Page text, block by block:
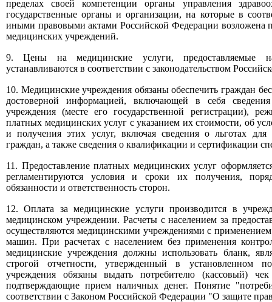
пределах своей компетенции органы управления
государственные органы и организации, на которые в
иными правовыми актами Российской Федерации возложена
медицинских учреждений.
9. Цены на медицинские услуги, предоставляемые
устанавливаются в соответствии с законодательством
10. Медицинские учреждения обязаны обеспечить граждан
достоверной информацией, включающей в себя
учреждения (месте его государственной регистрации),
платных медицинских услуг с указанием их стоимости, об
и получения этих услуг, включая сведения о льготах для
граждан, а также сведения о квалификации и сертификации
11. Предоставление платных медицинских услуг
регламентируются условия и сроки их получения,
обязанности и ответственность сторон.
12. Оплата за медицинские услуги производится в
медицинском учреждении. Расчеты с населением за
осуществляются медицинскими учреждениями с применением
машин. При расчетах с населением без применения
медицинские учреждения должны использовать бланк,
строгой отчетности, утвержденный в установленном
учреждения обязаны выдать потребителю (кассовый)
подтверждающие прием наличных денег. Понятие
соответствии с Законом Российской Федерации "О защите